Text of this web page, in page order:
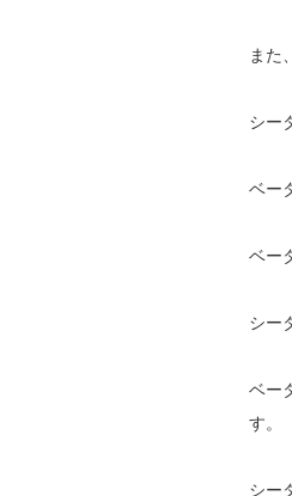
また
シー
ベー
ベー
シー
ベー
す。
シー